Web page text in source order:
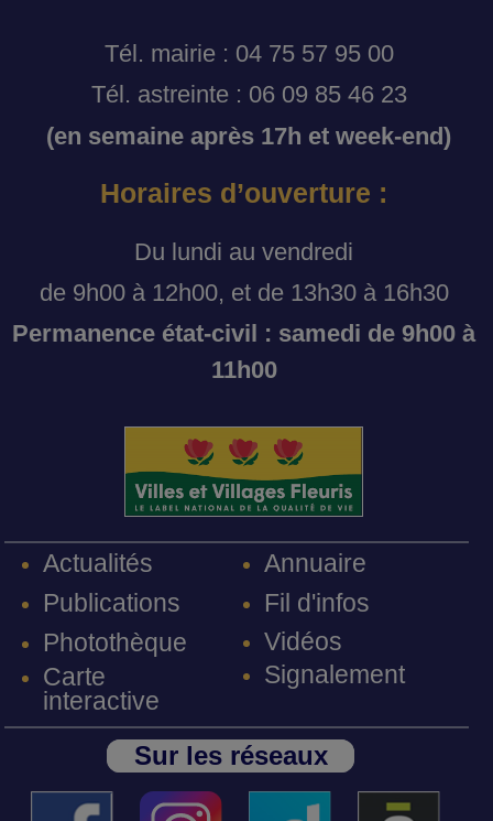
Tél. mairie : 04 75 57 95 00
Tél. astreinte : 06 09 85 46 23
(en semaine après 17h et week-end)
Horaires d’ouverture :
Du lundi au vendredi
de 9h00 à 12h00, et de 13h30 à 16h30
Permanence état-civil : samedi de 9h00 à
11h00
Actualités
Publications
Photothèque
Carte
interactive
Annuaire
Fil d'infos
Vidéos
Signalement
Sur les réseaux